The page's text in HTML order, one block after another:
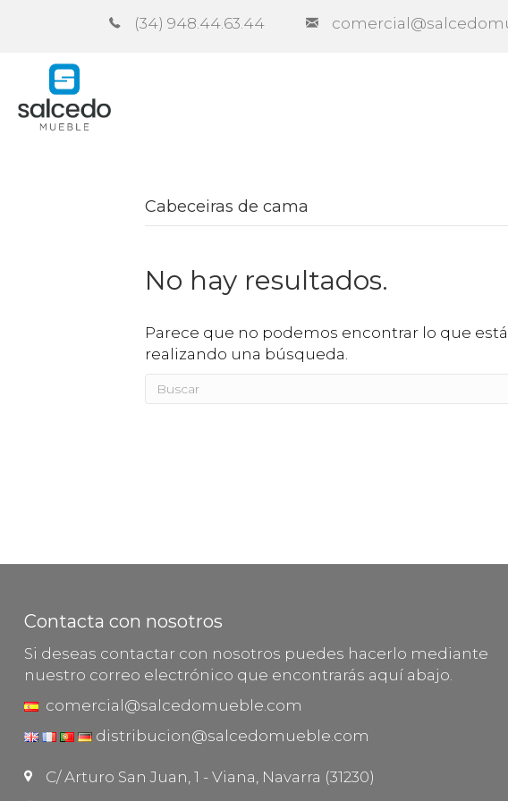
(34) 948.44.63.44
Cabeceiras de cama
No hay resultados.
Parece que no podemos encontrar lo que
realizando una búsqueda.
Contacta con nosotros
Si deseas contactar con nosotros puedes hacerlo mediante
nuestro correo electrónico que encontrarás aquí abajo.
comercial@salcedomueble.com
distribucion@salcedomueble.com
C/ Arturo San Juan, 1 - Viana, Navarra (31230)